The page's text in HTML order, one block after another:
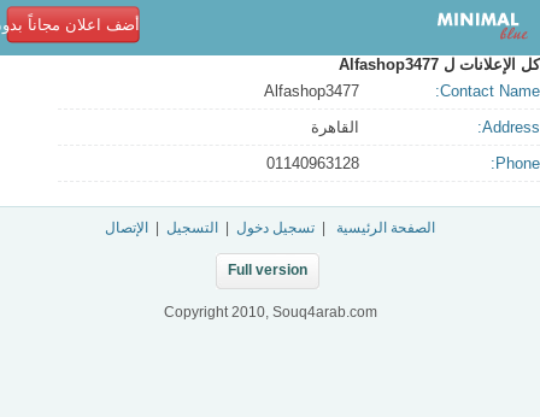
أضف اعلان مجاناً
كل الإعلانات ل Alfashop3477
Contact Name:
Alfashop3477
Address:
القاهرة
Phone:
01140963128
الصفحة الرئيسية تسجيل دخول التسجيل الإتصال
Full version
Copyright 2010, Souq4arab.com